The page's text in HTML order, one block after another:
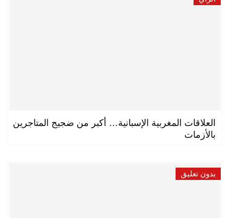
العلاقات المغربية الإسبانية… أكبر من ضجيج المتاجرين
بالأزمات
بدون تعليق